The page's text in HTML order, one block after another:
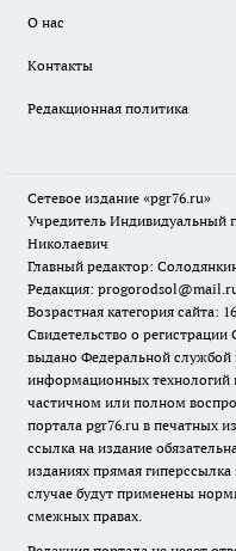
О нас
Контакты
Редакционная политика
Сетевое издание «pgr76.ru»
Учредитель Индивидуальный
Николаевич
Главный редактор:
Редакция:
Возрастная категория сайта:
Свидетельство о
выдано Федеральной службой
информационных
частичном или полном
портала pgr76.ru в печатных
ссылка на издание
изданиях прямая
случае будут применены
смежных правах.